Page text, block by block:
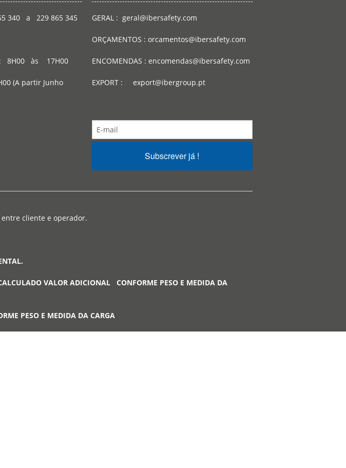
340 a 229 865 345
: 8H00 às 17H00
(A partir Junho
GERAL : geral@ibersafety.com
ORÇAMENTOS : orcamentos@ibersafety.com
ENCOMENDAS : encomendas@ibersafety.com
EXPORT : export@ibergroup.pt
Subscrever já !
cliente e operador.
VALOR ADICIONAL CONFORME PESO E MEDIDA DA
PESO E MEDIDA DA CARGA